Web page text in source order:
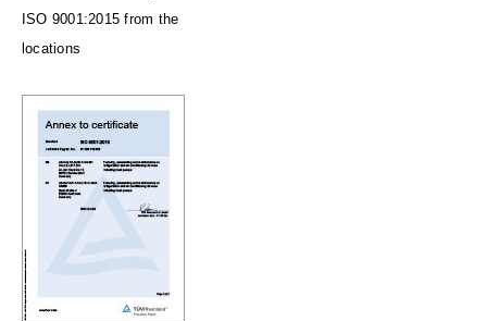
ISO 9001:2015 from the
locations